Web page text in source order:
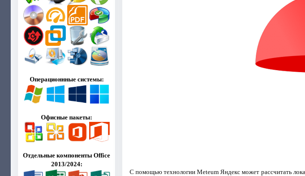
Операционнные системы:
Офисные пакеты:
Отдельные компоненты Office
2013/2024:
С помощью технологии Meteum Яндекс может рассчитать